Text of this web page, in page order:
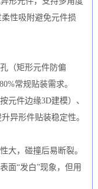
性吸附避免元件损
（矩形元件防偏
常规贴装需求。
元件边缘3D建模）、
异形件贴装稳定性。
大，碰撞后易断裂。
面“发白”现象，但用